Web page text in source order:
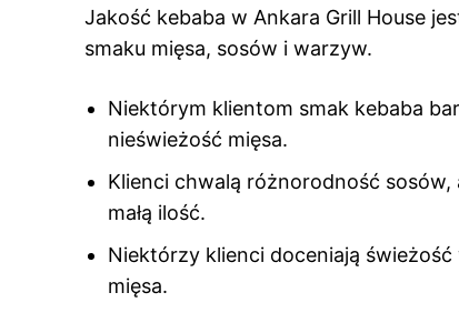
Jakość kebaba w Ankara Grill House
smaku mięsa, sosów i warzyw.
Niektórym klientom smak kebaba
nieświeżość mięsa.
Klienci chwalą różnorodność sosów,
małą ilość.
Niektórzy klienci doceniają
mięsa.